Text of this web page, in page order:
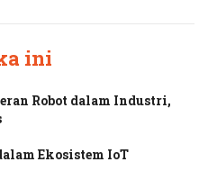
ini
Robot dalam Industri,
Ekosistem IoT